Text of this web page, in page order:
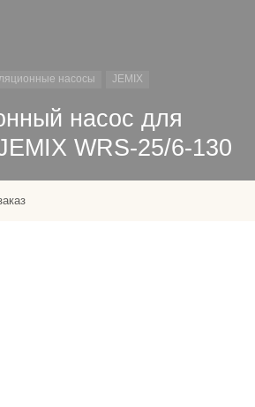
насосы JEMIX
насос для
WRS-25/6-130